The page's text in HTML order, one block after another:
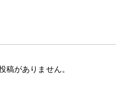
稿がありません。